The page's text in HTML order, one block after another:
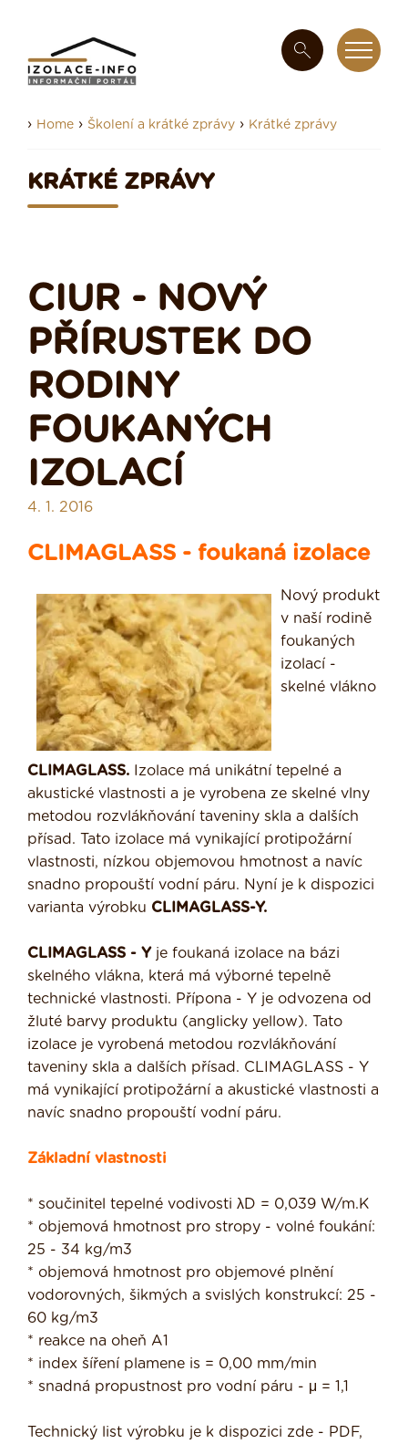
› Home › Školení a krátké zprávy › Krátké zprávy
KRÁTKÉ ZPRÁVY
CIUR - NOVÝ
PŘÍRUSTEK DO
RODINY
FOUKANÝCH
IZOLACÍ
4. 1. 2016
CLIMAGLASS - foukaná izolace
Nový produkt
v naší rodině
foukaných
izolací -
skelné vlákno
CLIMAGLASS. Izolace má unikátní tepelné a
akustické vlastnosti a je vyrobena ze skelné vlny
metodou rozvlákňování taveniny skla a dalších
přísad. Tato izolace má vynikající protipožární
vlastnosti, nízkou objemovou hmotnost a navíc
snadno propouští vodní páru. Nyní je k dispozici
varianta výrobku CLIMAGLASS-Y.
CLIMAGLASS - Y je foukaná izolace na bázi
skelného vlákna, která má výborné tepelně
technické vlastnosti. Přípona - Y je odvozena od
žluté barvy produktu (anglicky yellow). Tato
izolace je vyrobená metodou rozvlákňování
taveniny skla a dalších přísad. CLIMAGLASS - Y
má vynikající protipožární a akustické vlastnosti a
navíc snadno propouští vodní páru.
Základní vlastnosti
* součinitel tepelné vodivosti λD = 0,039 W/m.K
* objemová hmotnost pro stropy - volné foukání:
25 - 34 kg/m3
* objemová hmotnost pro objemové plnění
vodorovných, šikmých a svislých konstrukcí: 25 -
60 kg/m3
* reakce na oheň A1
* index šíření plamene is = 0,00 mm/min
* snadná propustnost pro vodní páru - μ = 1,1
Technický list výrobku je k dispozici zde - PDF,